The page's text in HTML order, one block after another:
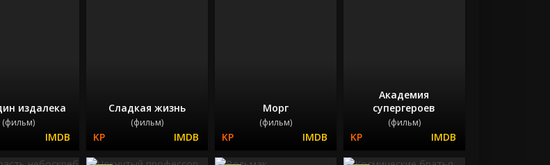
издалека
(фильм)
Сладкая жизнь
(фильм)
Морг
(фильм)
Академия
супергероев
(фильм)